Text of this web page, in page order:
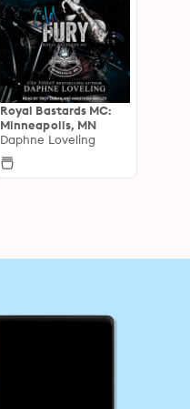
Royal Bastards MC:
Minneapolis, MN
Daphne Loveling